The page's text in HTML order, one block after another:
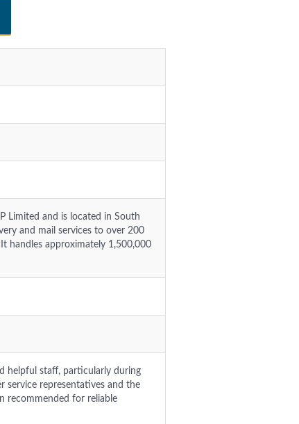
Limited and is located in South
and mail services to over 200
handles approximately 1,500,000
helpful staff, particularly during
service representatives and the
recommended for reliable